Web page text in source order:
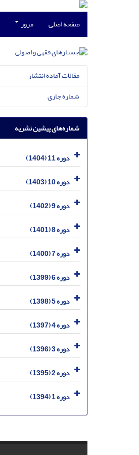
صفحه اصلی مرور
مقالات آماده انتشار
شماره جاری
شماره‌های پیشین نشریه
دوره 11 (1404)
دوره 10 (1403)
دوره 9 (1402)
دوره 8 (1401)
دوره 7 (1400)
دوره 6 (1399)
دوره 5 (1398)
دوره 4 (1397)
دوره 3 (1396)
دوره 2 (1395)
دوره 1 (1394)